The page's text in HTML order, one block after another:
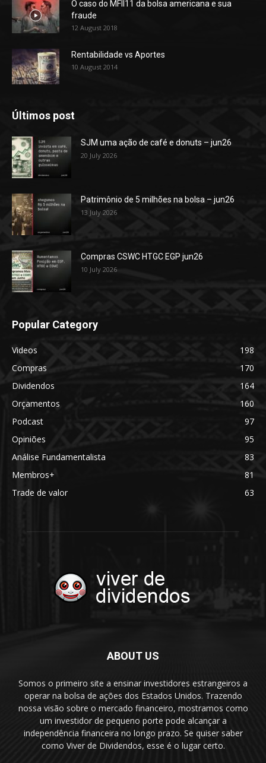
O caso do MFII11 da bolsa americana e sua
fraude
12 August 2018
Rentabilidade vs Aportes
10 August 2014
Últimos post
SJM uma ação de café e donuts – jun26
20 July 2026
Patrimônio de 5 milhões na bolsa – jun26
13 July 2026
Compras CSWC HTGC EGP jun26
10 July 2026
Popular Category
Videos
198
Compras
170
Dividendos
164
Orçamentos
160
Podcast
97
Opiniões
95
Análise Fundamentalista
83
Membros+
81
Trade de valor
63
ABOUT US
Somos o primeiro site a ensinar investidores estrangeiros a
operar na bolsa de ações dos Estados Unidos. Trazendo
nossa visão sobre o mercado financeiro, mostramos como
um investidor de pequeno porte pode alcançar a
independência financeira no longo prazo. Se quiser saber
como Viver de Dividendos, esse é o lugar certo.